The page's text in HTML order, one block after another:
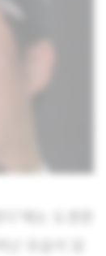
’에는 도경완
모습이 담